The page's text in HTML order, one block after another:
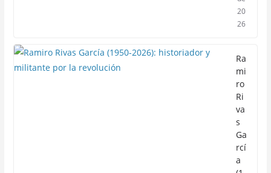
20
26
Ra
mi
ro
Ri
va
s
Ga
rcí
a